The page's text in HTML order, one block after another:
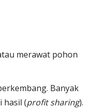
merawat pohon
Banyak
hasil (profit sharing).